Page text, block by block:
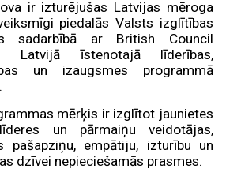
ir izturējušas Latvijas mēroga
piedalās Valsts izglītības
sadarbībā ar British Council
Latvijā īstenotajā līderības,
un izaugsmes programmā
mērķis ir izglītot jaunietes
un pārmaiņu veidotājas,
pašapziņu, empātiju, izturību un
dzīvei nepieciešamās prasmes.